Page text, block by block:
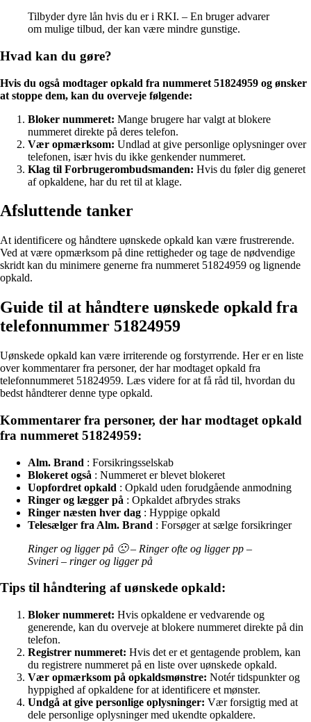
Tilbyder dyre lån hvis du er i RKI. – En bruger advarer
om mulige tilbud, der kan være mindre gunstige.
Hvad kan du gøre?
Hvis du også modtager opkald fra nummeret 51824959 og ønsker
at stoppe dem, kan du overveje følgende:
Bloker nummeret: Mange brugere har valgt at blokere
nummeret direkte på deres telefon.
Vær opmærksom: Undlad at give personlige oplysninger over
telefonen, især hvis du ikke genkender nummeret.
Klag til Forbrugerombudsmanden: Hvis du føler dig generet
af opkaldene, har du ret til at klage.
Afsluttende tanker
At identificere og håndtere uønskede opkald kan være frustrerende.
Ved at være opmærksom på dine rettigheder og tage de nødvendige
skridt kan du minimere generne fra nummeret 51824959 og lignende
opkald.
Guide til at håndtere uønskede opkald fra
telefonnummer 51824959
Uønskede opkald kan være irriterende og forstyrrende. Her er en liste
over kommentarer fra personer, der har modtaget opkald fra
telefonnummeret 51824959. Læs videre for at få råd til, hvordan du
bedst håndterer denne type opkald.
Kommentarer fra personer, der har modtaget opkald
fra nummeret 51824959:
Alm. Brand : Forsikringsselskab
Blokeret også : Nummeret er blevet blokeret
Uopfordret opkald : Opkald uden forudgående anmodning
Ringer og lægger på : Opkaldet afbrydes straks
Ringer næsten hver dag : Hyppige opkald
Telesælger fra Alm. Brand : Forsøger at sælge forsikringer
Ringer og ligger på 🙁 – Ringer ofte og ligger pp –
Svineri – ringer og ligger på
Tips til håndtering af uønskede opkald:
Bloker nummeret: Hvis opkaldene er vedvarende og
generende, kan du overveje at blokere nummeret direkte på din
telefon.
Registrer nummeret: Hvis det er et gentagende problem, kan
du registrere nummeret på en liste over uønskede opkald.
Vær opmærksom på opkaldsmønstre: Notér tidspunkter og
hyppighed af opkaldene for at identificere et mønster.
Undgå at give personlige oplysninger: Vær forsigtig med at
dele personlige oplysninger med ukendte opkaldere.